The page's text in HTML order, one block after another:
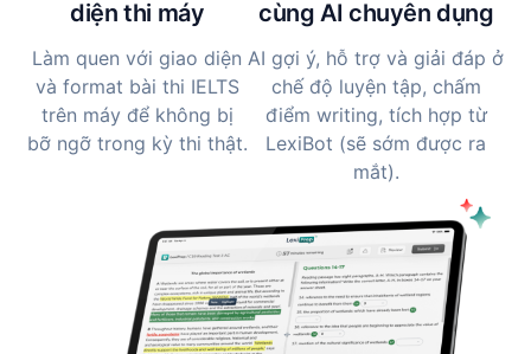
diện thi máy
Làm quen với giao diện
và format bài thi IELTS
trên máy để không bị
bỡ ngỡ trong kỳ thi thật.
cùng AI chuyên dụng
AI gợi ý, hỗ trợ và giải đáp ở
chế độ luyện tập, chấm
điểm writing, tích hợp từ
LexiBot (sẽ sớm được ra
mắt).